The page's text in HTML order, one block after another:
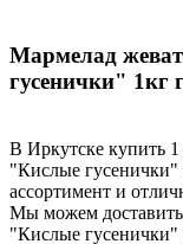
Мармелад
гусенички" 1кг
В Иркутске купить
"Кислые
ассортимент и
Мы можем
"Кислые гусенички"